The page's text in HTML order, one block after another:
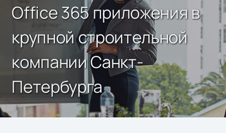
Office 365 приложения в
крупной строительной
компании Санкт-
Петербурга